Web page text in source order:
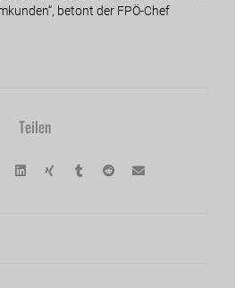
betont der FPÖ-Chef
Teilen